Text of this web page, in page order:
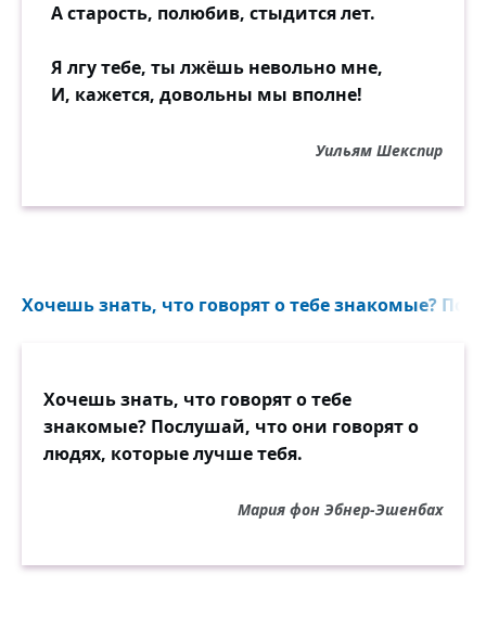
А старость, полюбив, стыдится лет.
Я лгу тебе, ты лжёшь невольно мне,
И, кажется, довольны мы вполне!
Уильям Шекспир
Хочешь знать, что говорят о тебе знакомые?
Хочешь знать, что говорят о тебе
знакомые? Послушай, что они говорят о
людях, которые лучше тебя.
Мария фон Эбнер-Эшенбах